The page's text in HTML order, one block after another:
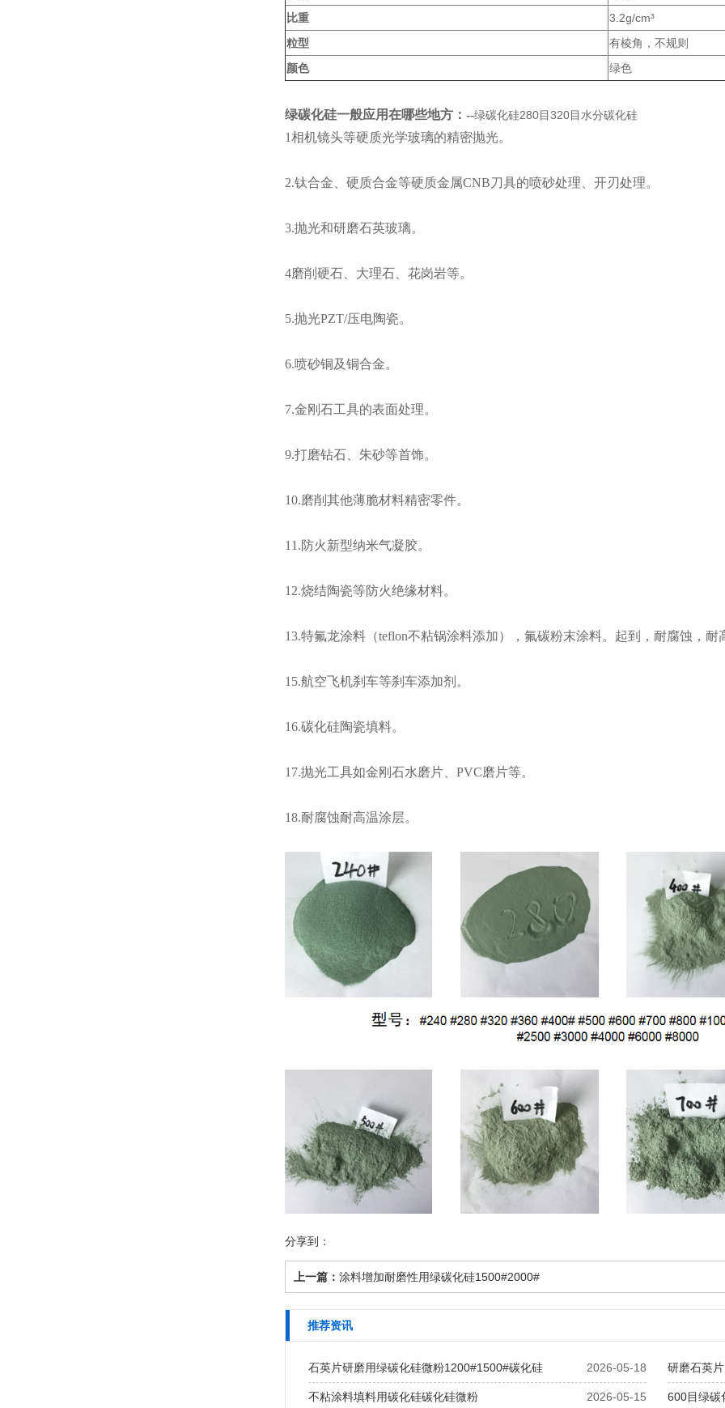
比重
3.2g/cm³
粒型
有棱角，不规则
颜色
绿色
绿碳化硅一般应用在哪些地方：--绿碳化硅280目320目水分碳化硅
1相机镜头等硬质光学玻璃的精密抛光。
2.钛合金、硬质合金等硬质金属CNB刀具的喷砂处理、开刃处理。
3.抛光和研磨石英玻璃。
4磨削硬石、大理石、花岗岩等。
5.抛光PZT/压电陶瓷。
6.喷砂铜及铜合金。
7.金刚石工具的表面处理。
9.打磨钻石、朱砂等首饰。
10.磨削其他薄脆材料精密零件。
11.防火新型纳米气凝胶。
12.烧结陶瓷等防火绝缘材料。
13.特氟龙涂料（teflon不粘锅涂料添加），氟碳粉末涂料。起到，耐腐蚀，耐
15.航空飞机刹车等刹车添加剂。
16.碳化硅陶瓷填料。
17.抛光工具如金刚石水磨片、PVC磨片等。
18.耐腐蚀耐高温涂层。
分享到：
上一篇： 涂料增加耐磨性用绿碳化硅1500#2000#
推荐资讯
2026-05-18
石英片研磨用绿碳化硅微粉1200#1500#碳化硅 研磨石英
2026-05-15
不粘涂料填料用碳化硅碳化硅微粉 600目绿碳